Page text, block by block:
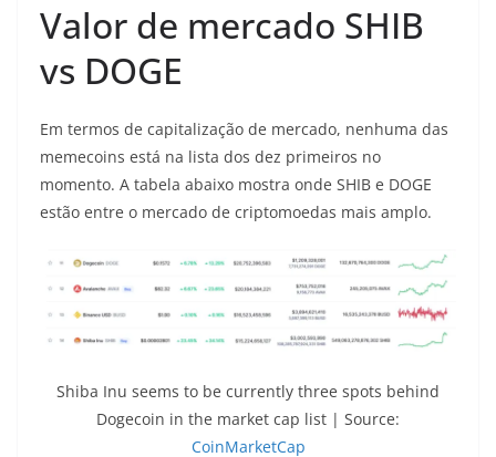
Valor de mercado SHIB
vs DOGE
Em termos de capitalização de mercado, nenhuma das
memecoins está na lista dos dez primeiros no
momento. A tabela abaixo mostra onde SHIB e DOGE
estão entre o mercado de criptomoedas mais amplo.
Shiba Inu seems to be currently three spots behind
Dogecoin in the market cap list | Source:
CoinMarketCap